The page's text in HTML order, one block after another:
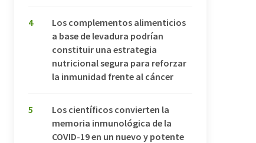
4
Los complementos alimenticios
a base de levadura podrían
constituir una estrategia
nutricional segura para reforzar
la inmunidad frente al cáncer
5
Los científicos convierten la
memoria inmunológica de la
COVID-19 en un nuevo y potente